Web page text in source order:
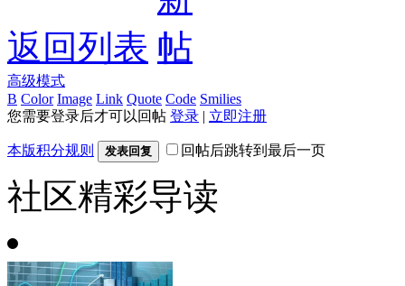
返回列表
高级模式
B Color Image Link Quote Code Smilies
您需要登录后才可以回帖 登录 | 立即注册
本版积分规则 发表回复 回帖后跳转到最后一页
社区精彩导读